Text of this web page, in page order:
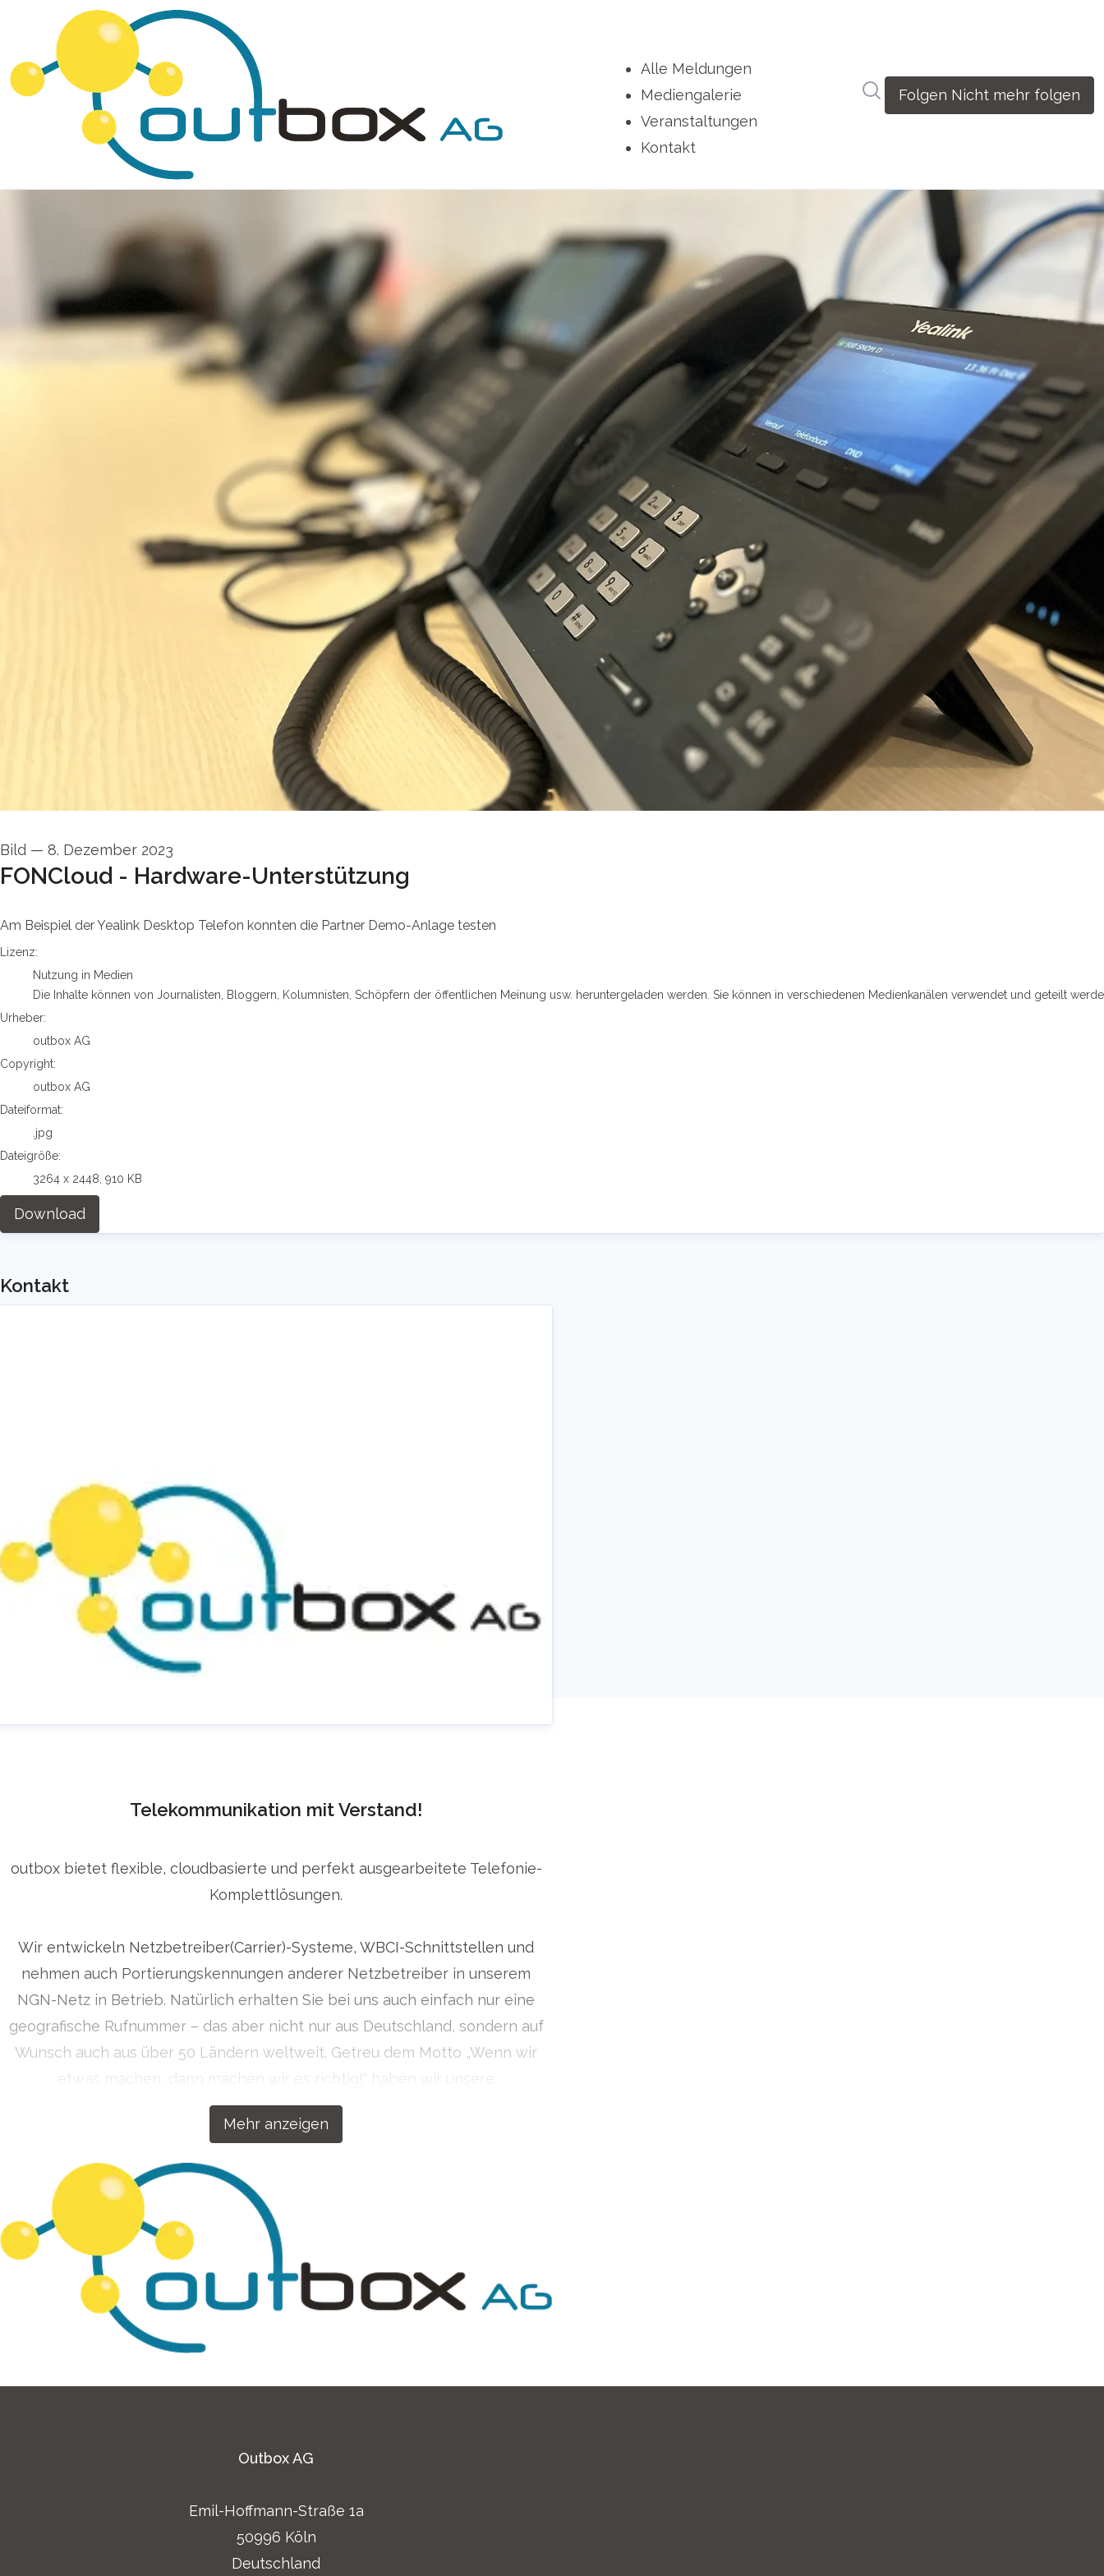
Alle Meldungen
Mediengalerie
Veranstaltungen
Kontakt
Im Newsroom suchen
Folgen Nicht mehr folgen
Bild — 8. Dezember 2023
FONCloud - Hardware-Unterstützung
Am Beispiel der Yealink Desktop Telefon konnten die Partner Demo-Anlage testen
outbox AG
Lizenz:
Nutzung in Medien
Die Inhalte können von Journalisten, Bloggern, Kolumnisten, Schöpfern der öffentlichen Meinung usw. heruntergeladen werden. Sie können in verschiedenen Medienkanälen verwendet und geteilt
Urheber:
outbox AG
Copyright:
outbox AG
Dateiformat:
.jpg
Dateigröße:
3264 x 2448, 910 KB
Download
Kontakt
Presse Anfragen info@outbox.de
+4922363030
Telekommunikation mit Verstand!
Mehr anzeigen
outbox bietet flexible, cloudbasierte und perfekt ausgearbeitete Telefonie-
Komplettlösungen.
Wir entwickeln Netzbetreiber(Carrier)-Systeme, WBCI-Schnittstellen und
nehmen auch Portierungskennungen anderer Netzbetreiber in unserem
NGN-Netz in Betrieb. Natürlich erhalten Sie bei uns auch einfach nur eine
geografische Rufnummer – das aber nicht nur aus Deutschland, sondern auf
Wunsch auch aus über 50 Ländern weltweit. Getreu dem Motto „Wenn wir
etwas machen, dann machen wir es richtig!“ haben wir unsere
Kommunikationslösungen für Ihren Erfolg konzipiert.
Outbox AG
Emil-Hoffmann-Straße 1a
50996 Köln
Deutschland